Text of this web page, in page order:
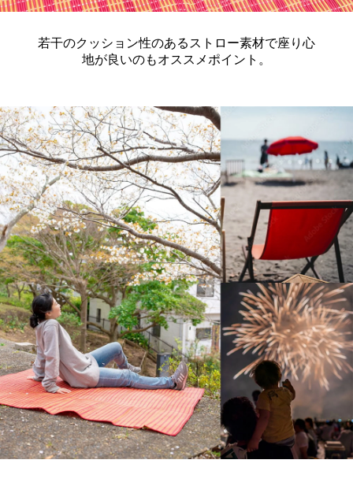
若干のクッション性のあるストロー素材で座り心
地が良いのもオススメポイント。